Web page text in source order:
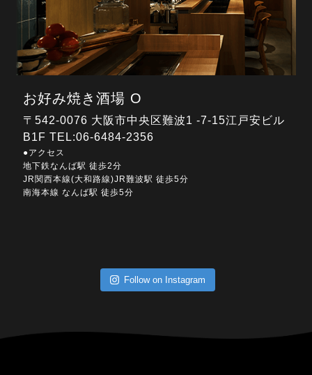
お好み焼き酒場 O
〒542-0076 大阪市中央区難波1 -7-15江戸安ビル
B1F TEL:06-6484-2356
●アクセス
地下鉄なんば駅 徒歩2分
JR関西本線(大和路線)JR難波駅 徒歩5分
南海本線 なんば駅 徒歩5分
Follow on Instagram